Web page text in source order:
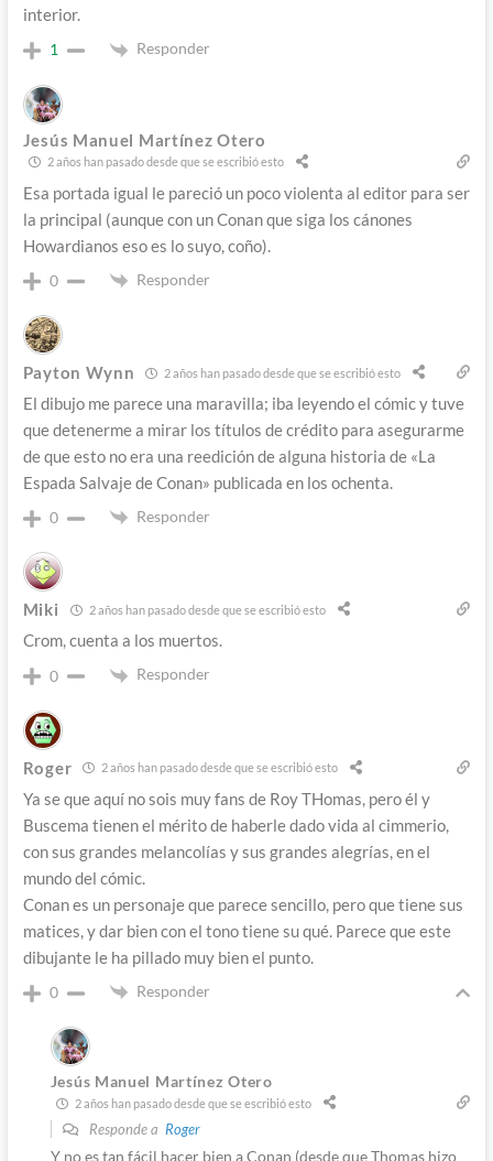
interior.
1 Responder
Jesús Manuel Martínez Otero
2 años han pasado desde que se escribió esto
Esa portada igual le pareció un poco violenta al editor para ser
la principal (aunque con un Conan que siga los cánones
Howardianos eso es lo suyo, coño).
0 Responder
Payton Wynn 2 años han pasado desde que se escribió esto
El dibujo me parece una maravilla; iba leyendo el cómic y tuve
que detenerme a mirar los títulos de crédito para asegurarme
de que esto no era una reedición de alguna historia de «La
Espada Salvaje de Conan» publicada en los ochenta.
0 Responder
Miki 2 años han pasado desde que se escribió esto
Crom, cuenta a los muertos.
0 Responder
Roger 2 años han pasado desde que se escribió esto
Ya se que aquí no sois muy fans de Roy THomas, pero él y
Buscema tienen el mérito de haberle dado vida al cimmerio,
con sus grandes melancolías y sus grandes alegrías, en el
mundo del cómic.
Conan es un personaje que parece sencillo, pero que tiene sus
matices, y dar bien con el tono tiene su qué. Parece que este
dibujante le ha pillado muy bien el punto.
0 Responder
Jesús Manuel Martínez Otero
2 años han pasado desde que se escribió esto
Responde a Roger
Y no es tan fácil hacer bien a Conan (desde que Thomas hizo